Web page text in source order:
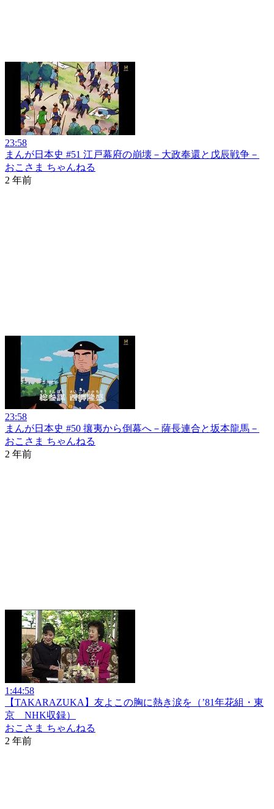
23:58
まんが日本史 #51 江戸幕府の崩壊－大政奉還と戊辰戦争－
おこさま ちゃんねる
2 年前
23:58
まんが日本史 #50 攘夷から倒幕へ－薩長連合と坂本龍馬－
おこさま ちゃんねる
2 年前
1:44:58
【TAKARAZUKA】友よこの胸に熱き涙を（’81年花組・東
京 NHK収録）
おこさま ちゃんねる
2 年前